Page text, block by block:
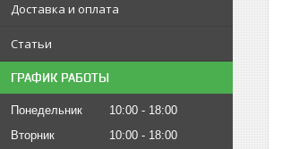
Доставка и оплата
Статьи
ГРАФИК РАБОТЫ
Понедельник 10:00
18:00
Вторник
10:00
18:00